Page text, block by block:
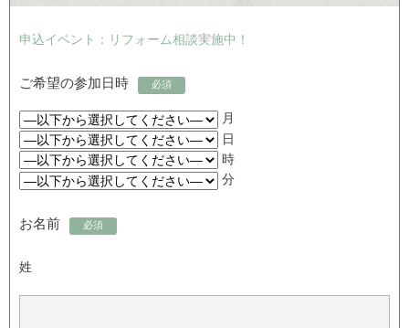
申込イベント：リフォーム相談実施中！
ご希望の参加日時 必須
月
日
時
分
お名前 必須
姓